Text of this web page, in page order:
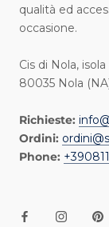
qualità ed
occasione.
Cis di Nola,
80035 Nola
Richieste:
Ordini:
Phone: